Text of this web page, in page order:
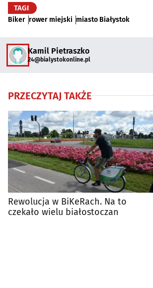
TAGI
Biker rower miejski miasto Białystok
Kamil Pietraszko
24@bialystokonline.pl
PRZECZYTAJ TAKŻE
Rewolucja w BiKeRach. Na to
czekało wielu białostoczan